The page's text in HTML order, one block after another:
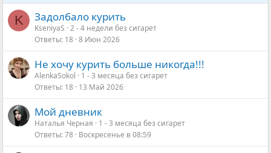
K Задолбало курить
KseniyaS 2 - 4 недели без сигарет
Ответы 18 8 Июн 2026
Не хочу курить больше никогда!!!
AlenkaSokol
1 - 3 месяца без сигарет
Ответы 18 13 Май 2026
Мой дневник
Наталья Черная
1 - 3 месяца без сигарет
Ответы 78 Воскресенье в 08:59